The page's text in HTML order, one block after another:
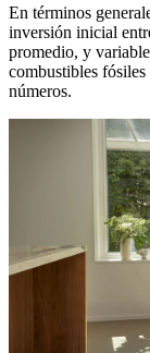
En términos
inversión inicial
promedio, y
combustibles
números.